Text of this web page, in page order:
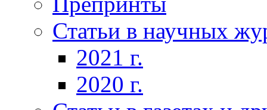
Статьи в научных
2021 г.
2020 г.